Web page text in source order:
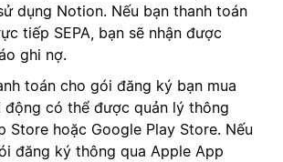
dụng Notion. Nếu bạn thanh toán
tiếp SEPA, bạn sẽ nhận được
ghi nợ.
toán cho gói đăng ký bạn mua
có thể được quản lý thông
Store hoặc Google Play Store. Nếu
đăng ký thông qua Apple App